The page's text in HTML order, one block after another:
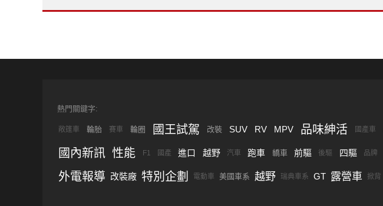
熱門關鍵字:
敞篷車 輪胎 賽車 輪圈 國王試駕 改裝 SUV RV MPV 品味紳活 國產車
國內新訊 性能 F1 國產 進口 越野 汽車 跑車 轎車 前驅 後驅 四驅 品牌
外電報導 改裝廠 特別企劃 電動車 美國車系 越野 瑞典車系 GT 露營車 掀背